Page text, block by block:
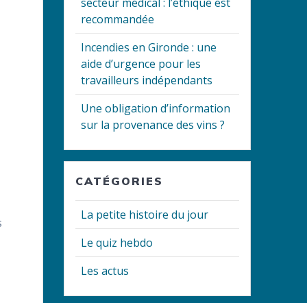
recommandée
Incendies en Gironde : une
aide d’urgence pour les
travailleurs indépendants
Une obligation d’information
sur la provenance des vins ?
CATÉGORIES
La petite histoire du jour
Le quiz hebdo
Les actus